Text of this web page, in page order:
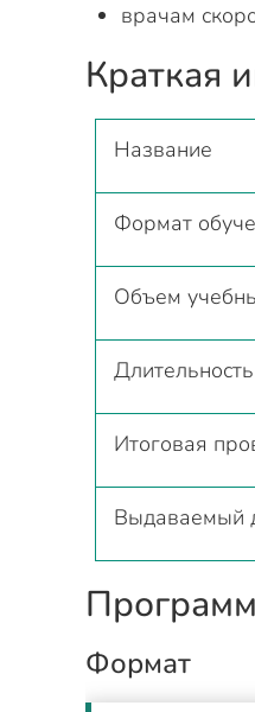
врачам
Краткая
Название
Формат
Объем
Итоговая
Выдаваемый
Формат